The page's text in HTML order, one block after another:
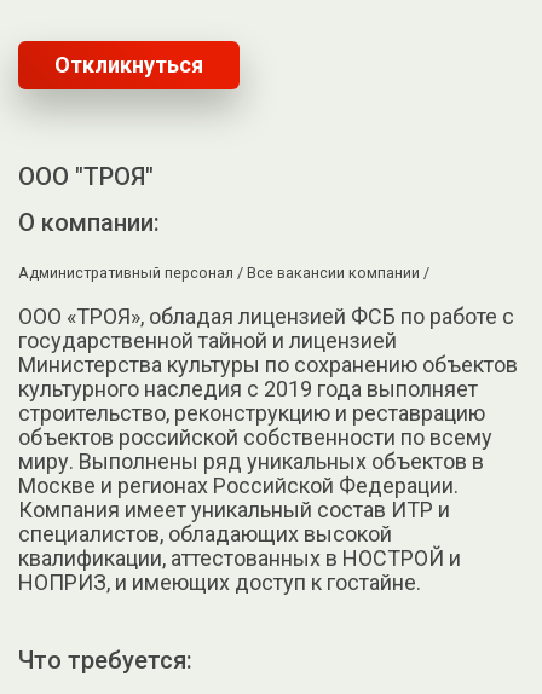
Откликнуться
ООО "ТРОЯ"
О компании:
Административный персонал / Все вакансии компании /
ООО «ТРОЯ», обладая лицензией ФСБ по работе с
государственной тайной и лицензией
Министерства культуры по сохранению объектов
культурного наследия с 2019 года выполняет
строительство, реконструкцию и реставрацию
объектов российской собственности по всему
миру. Выполнены ряд уникальных объектов в
Москве и регионах Российской Федерации.
Компания имеет уникальный состав ИТР и
специалистов, обладающих высокой
квалификации, аттестованных в НОСТРОЙ и
НОПРИЗ, и имеющих доступ к гостайне.
Что требуется: